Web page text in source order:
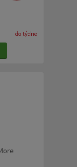
do týdne